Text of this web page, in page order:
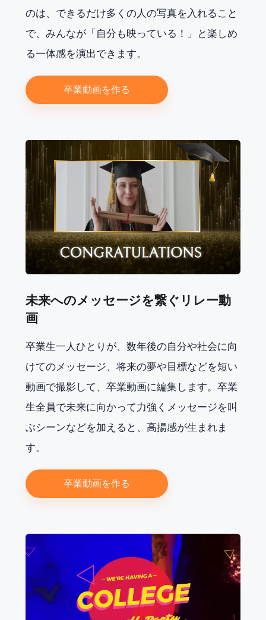
のは、できるだけ多くの人の写真を入れること
で、みんなが「自分も映っている！」と楽しめ
る一体感を演出できます。
卒業動画を作る
未来へのメッセージを繋ぐリレー動
画
卒業生一人ひとりが、数年後の自分や社会に向
けてのメッセージ、将来の夢や目標などを短い
動画で撮影して、卒業動画に編集します。卒業
生全員で未来に向かって力強くメッセージを叫
ぶシーンなどを加えると、高揚感が生まれま
す。
卒業動画を作る